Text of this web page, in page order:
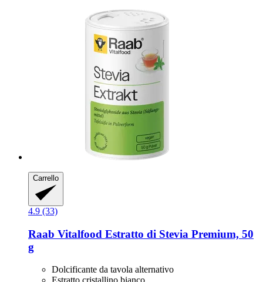
Carrello
4.9 (33)
Raab Vitalfood Estratto di Stevia Premium, 50
g
Dolcificante da tavola alternativo